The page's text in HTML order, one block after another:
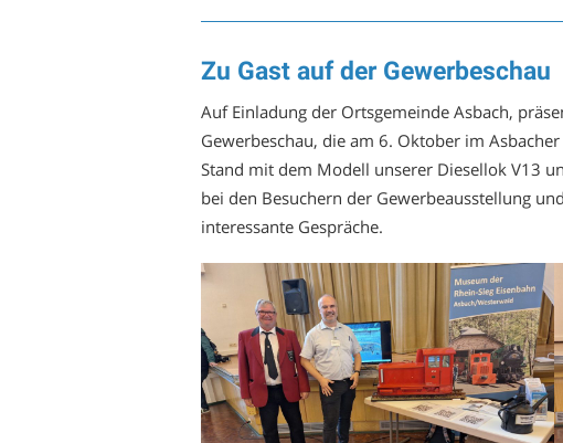
Zu Gast auf der Gewerbeschau
Auf Einladung der Ortsgemeinde Asbach,
Gewerbeschau, die am 6. Oktober im
Stand mit dem Modell unserer Diesellok V13
bei den Besuchern der Gewerbeausstellung
interessante Gespräche.